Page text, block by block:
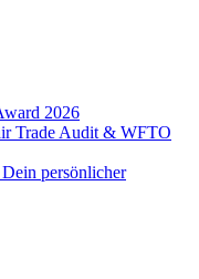
2026
Trade Audit & WFTO
persönlicher